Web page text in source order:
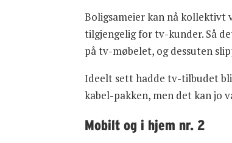
Boligsameier kan nå kollektivt
tilgjengelig for tv-kunder. Så
på tv-møbelet, og dessuten
Ideelt sett hadde tv-tilbudet
kabel-pakken, men det kan jo
Mobilt og i hjem nr. 2